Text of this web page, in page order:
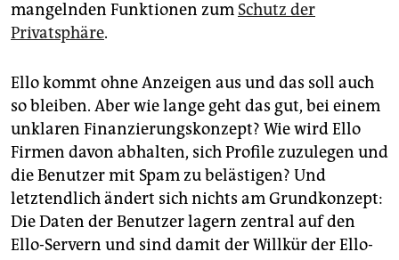
mangelnden Funktionen zum Schutz der
Privatsphäre.
Ello kommt ohne Anzeigen aus und das soll auch
so bleiben. Aber wie lange geht das gut, bei einem
unklaren Finanzierungskonzept? Wie wird Ello
Firmen davon abhalten, sich Profile zuzulegen und
die Benutzer mit Spam zu belästigen? Und
letztendlich ändert sich nichts am Grundkonzept:
Die Daten der Benutzer lagern zentral auf den
Ello-Servern und sind damit der Willkür der Ello-